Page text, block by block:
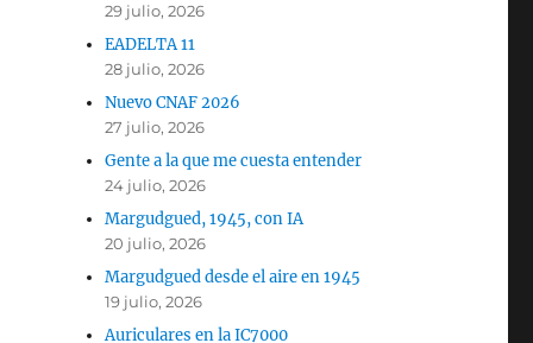
29 julio, 2026
EADELTA 11
28 julio, 2026
Nuevo CNAF 2026
27 julio, 2026
Gente a la que me cuesta entender
24 julio, 2026
Margudgued, 1945, con IA
20 julio, 2026
Margudgued desde el aire en 1945
19 julio, 2026
Auriculares en la IC7000